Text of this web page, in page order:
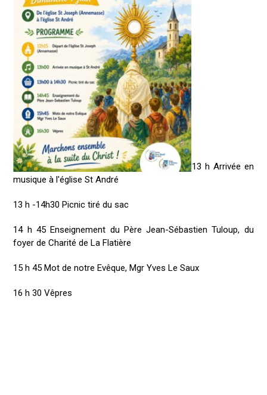
13 h Arrivée en
musique à l'église St André
13 h -14h30 Picnic tiré du sac
14 h 45 Enseignement du Père Jean-Sébastien Tuloup, du
foyer de Charité de La Flatière
15 h 45 Mot de notre Evêque, Mgr Yves Le Saux
16 h 30 Vêpres